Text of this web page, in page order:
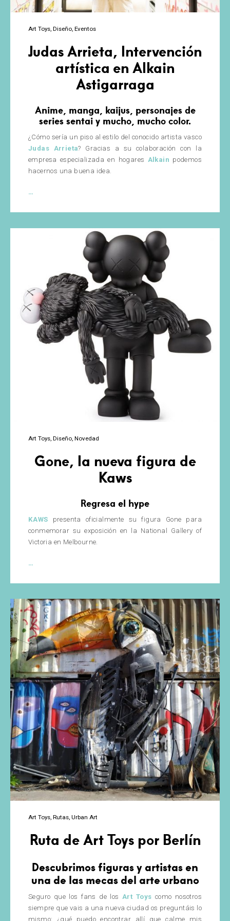
Art Toys Diseño Eventos
Judas Arrieta, Intervención
artística en Alkain
Astigarraga
Anime, manga, kaijus, personajes de
series sentai y mucho, mucho color.
¿Cómo sería un piso al estilo del conocido artista vasco
Judas Arrieta? Gracias a su colaboración con la
empresa especializada en hogares Alkain podemos
hacernos una buena idea.
…
Intervención
artística
Art Toys Diseño Novedad
Gone, la nueva figura de
Kaws
Regresa el hype
KAWS presenta oficialmente su figura Gone para
conmemorar su exposición en la National Gallery of
Victoria en Melbourne.
…
nueva
figura
de
Kaws
Art Toys Rutas Urban Art
Ruta de Art Toys por Berlín
Descubrimos figuras y artistas en
una de las mecas del arte urbano
Seguro que los fans de los Art Toys como nosotros
siempre que vais a una nueva ciudad os preguntáis lo
mismo: ¿qué puedo encontrar allí que calme mis